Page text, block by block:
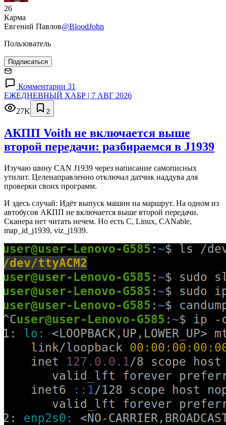
26
Карма
Евгений Павлов@BloodJohn
Пользователь
Подписаться
Комментарии 31
ЕЖЕДНЕВНЫЙ ХАБР | 7 АВГ 2026
27K
2
АКПП Voith не включается выше
второй передачи: разбираемся в J1939
Изучаю шину CAN J1939 через написание самописных
утилит. Целенаправленно отключал датчик наддува для
проверки своих программ.
И здесь случай: Идёт выпуск машин на маршрут. На одном из
автобусов АКПП не включается выше второй передачи.
Сканера нет читать нечем. Но есть C, Linux, CANable,
map_id_j1939, viz_j1939.